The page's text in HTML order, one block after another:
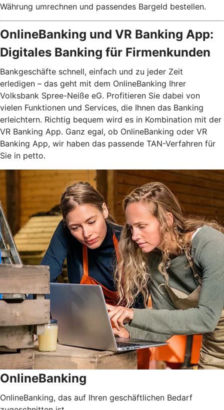
Währung umrechnen und passendes Bargeld bestellen.
OnlineBanking und VR Banking App:
Digitales Banking für Firmenkunden
Bankgeschäfte schnell, einfach und zu jeder Zeit
erledigen – das geht mit dem OnlineBanking Ihrer
Volksbank Spree-Neiße eG. Profitieren Sie dabei von
vielen Funktionen und Services, die Ihnen das Banking
erleichtern. Richtig bequem wird es in Kombination mit der
VR Banking App. Ganz egal, ob OnlineBanking oder VR
Banking App, wir haben das passende TAN-Verfahren für
Sie in petto.
OnlineBanking
OnlineBanking, das auf Ihren geschäftlichen Bedarf